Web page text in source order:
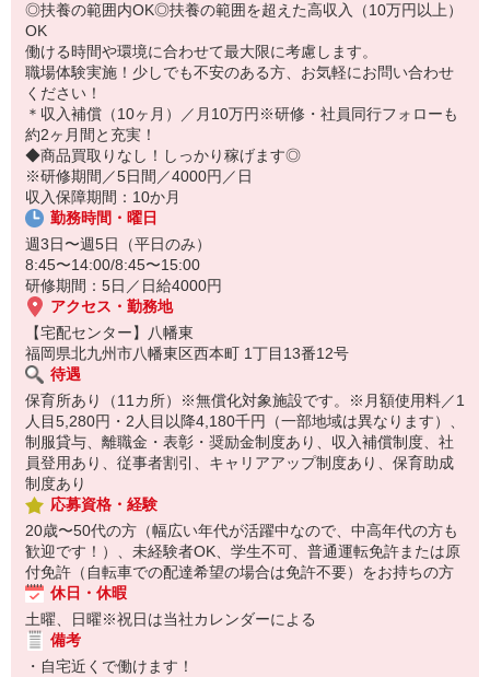
8:20 宅配センターに到着、お届けの準備
8:30 朝礼が終わったら出発
13:00 お届け修了、翌日準備、集計作業
14:30お仕事修了
保育所にお子さまを迎えに行って帰宅
☆ココがPoint☆
・職場の近くに保育所（保育園、幼稚園、託児所）があるから、送
り迎えの時間の心配がいりません！
・保育料補助制度があります！
・家事・夕食の支度なども余裕をもってできます！
◎扶養の範囲内OK◎扶養の範囲を超えた高収入（10万円以上）
OK
働ける時間や環境に合わせて最大限に考慮します。
職場体験実施！少しでも不安のある方、お気軽にお問い合わせ
ください！
＊収入補償（10ヶ月）／月10万円※研修・社員同行フォローも
約2ヶ月間と充実！
◆商品買取りなし！しっかり稼げます◎
※研修期間／5日間／4000円／日
収入保障期間：10か月
勤務時間・曜日
週3日〜週5日（平日のみ）
8:45〜14:00/8:45〜15:00
研修期間：5日／日給4000円
アクセス・勤務地
【宅配センター】八幡東
福岡県北九州市八幡東区西本町 1丁目13番12号
待遇
保育所あり（11カ所）※無償化対象施設です。※月額使用料／1
人目5,280円・2人目以降4,180千円（一部地域は異なります）、
制服貸与、離職金・表彰・奨励金制度あり、収入補償制度、社
員登用あり、従事者割引、キャリアアップ制度あり、保育助成
制度あり
応募資格・経験
20歳〜50代の方（幅広い年代が活躍中なので、中高年代の方も
歓迎です！）、未経験者OK、学生不可、普通運転免許または原
付免許（自転車での配達希望の場合は免許不要）をお持ちの方
休日・休暇
土曜、日曜※祝日は当社カレンダーによる
備考
・自宅近くで働けます！